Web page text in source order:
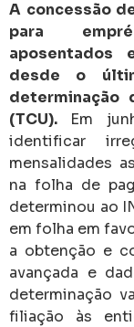
A concessão
para
aposentados
desde o
determinação
(TCU).
Em
identificar
mensalidades
na folha de
determinou ao
em folha em
a obtenção e
avançada e
determinação
filiação às